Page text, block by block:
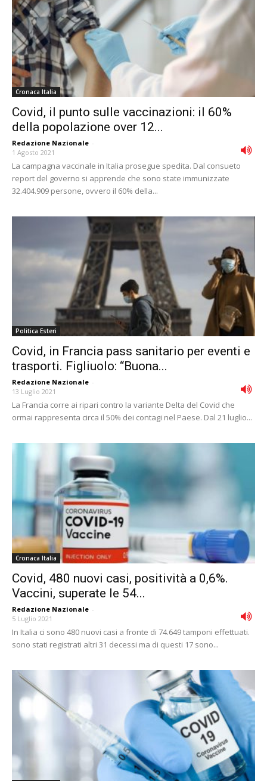
Cronaca Italia
Covid, il punto sulle vaccinazioni: il 60%
della popolazione over 12...
Redazione Nazionale -
1 Agosto 2021
La campagna vaccinale in Italia prosegue spedita. Dal consueto
report del governo si apprende che sono state immunizzate
32.404.909 persone, ovvero il 60% della...
Politica Esteri
Covid, in Francia pass sanitario per eventi e
trasporti. Figliuolo: “Buona...
Redazione Nazionale -
13 Luglio 2021
La Francia corre ai ripari contro la variante Delta del Covid che
ormai rappresenta circa il 50% dei contagi nel Paese. Dal 21 luglio...
Cronaca Italia
Covid, 480 nuovi casi, positività a 0,6%.
Vaccini, superate le 54...
Redazione Nazionale -
5 Luglio 2021
In Italia ci sono 480 nuovi casi a fronte di 74.649 tamponi effettuati.
sono stati registrati altri 31 decessi ma di questi 17 sono...